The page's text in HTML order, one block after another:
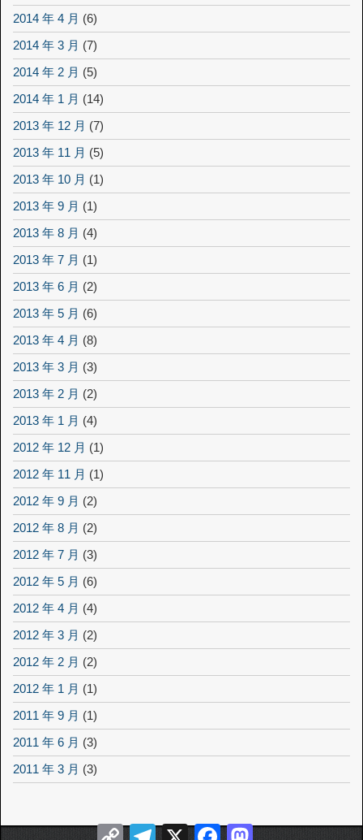
2014 年 4 月 (6)
2014 年 3 月 (7)
2014 年 2 月 (5)
2014 年 1 月 (14)
2013 年 12 月 (7)
2013 年 11 月 (5)
2013 年 10 月 (1)
2013 年 9 月 (1)
2013 年 8 月 (4)
2013 年 7 月 (1)
2013 年 6 月 (2)
2013 年 5 月 (6)
2013 年 4 月 (8)
2013 年 3 月 (3)
2013 年 2 月 (2)
2013 年 1 月 (4)
2012 年 12 月 (1)
2012 年 11 月 (1)
2012 年 9 月 (2)
2012 年 8 月 (2)
2012 年 7 月 (3)
2012 年 5 月 (6)
2012 年 4 月 (4)
2012 年 3 月 (2)
2012 年 2 月 (2)
2012 年 1 月 (1)
2011 年 9 月 (1)
2011 年 6 月 (3)
2011 年 3 月 (3)
Copy Telegram
X FacebookMastodon